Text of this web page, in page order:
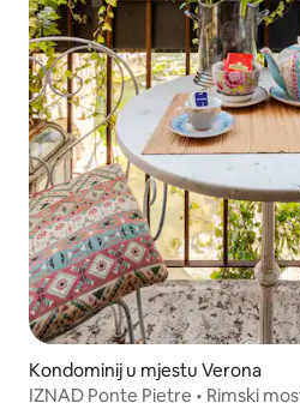
Kondominij u mjestu Verona
IZNAD Ponte Pietre • Rimski